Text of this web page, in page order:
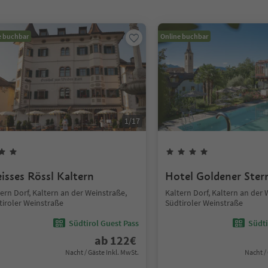
buchbar
1/17
Rössl Kaltern
Dorf, Kaltern an der Weinstraße,
Weinstraße
Südtirol Guest Pass
ab 122€
Nacht / Gäste Inkl. MwSt.
Online buchbar
Hotel Goldener
Kaltern Dorf, Kaltern an der
Südtiroler Weinstraße
Nacht /